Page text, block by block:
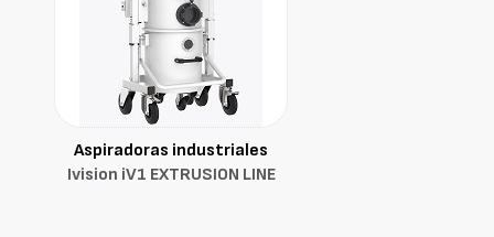
Aspiradoras industriales
Ivision iV1 EXTRUSION LINE